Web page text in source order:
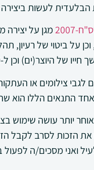
הבלעדית לעשות
2007
מגן על
על ביטוי של רעיון,
וכן ל-70 שנה לאחר מותו.
צילומים או
התנאים הללו הוא
יותר עושה שימוש
הזכות לסרב לקבל
ואני מסכים/ה